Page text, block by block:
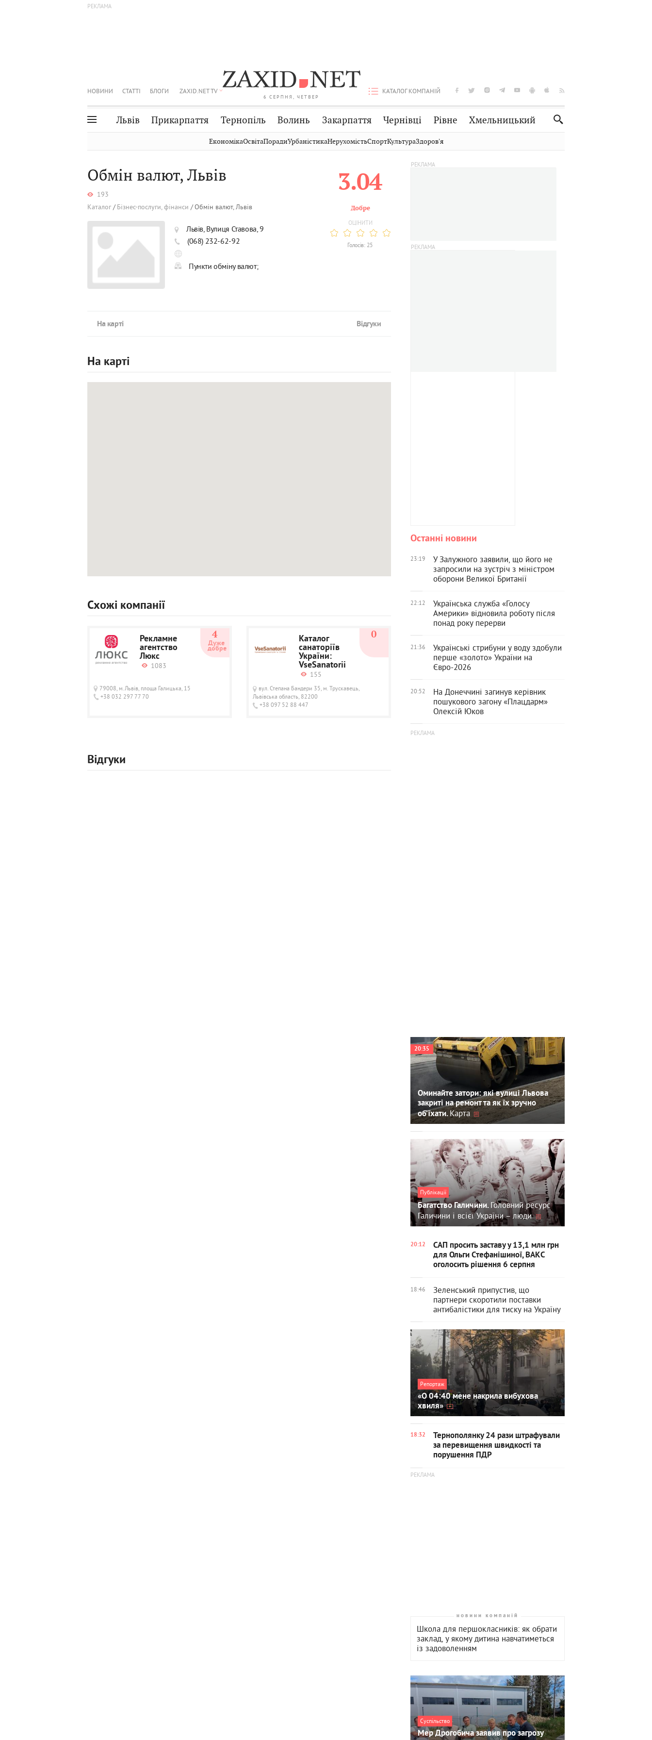
6 СЕРПНЯ, ЧЕТВЕР
НОВИНИ СТАТТІ БЛОГИ ZAXID.NET TV КАТАЛОГ КОМПАНІЙ
Львів Прикарпаття Тернопіль Волинь Закарпаття Чернівці Рівне Хмельницький
Волинь
Закарпаття
Чернівці
Стрий
Хмельницький
Публікації Авто Словко
Дім
Освіта
ЕкономікаОсвітаПорадиУрбаністикаНерухомістьСпортКультураЗдоровʼя
Обмін валют, Львів
193
Каталог
Бізнес-послуги, фінанси Обмін валют, Львів
Львів, Вулиця Ставова, 9
(068) 232-62-92
Пункти обміну валют;
3.04
Добре
ОЦІНИТИ
Голосів: 25
На карті Відгуки
На карті
Схожі компанії
Рекламне
агентство
Люкс
1083
79008, м.Львів, площа Галицька, 15
+38 032 297 77 70
4
Дуже
добре
Каталог
санаторіїв
України:
VseSanatorii
155
вул. Степана Бандери 35, м. Трускавець,
Львівська область, 82200
+38 097 52 88 447
0
Відгуки
Останні новини
23:19
У Залужного заявили, що його не
запросили на зустріч з міністром
оборони Великої Британії
22:12
Українська служба «Голосу
Америки» відновила роботу після
понад року перерви
21:36
Українські стрибуни у воду здобули
перше «золото» України на
Євро-2026
20:52
На Донеччині загинув керівник
пошукового загону «Плацдарм»
Олексій Юков
20:35
Оминайте затори: які вулиці Львова
закриті на ремонт та як їх зручно
об’їхати. Карта
Публікації
Багатство Галичини.Головний ресурс
Галичини і всієї України – люди
20:12
САП просить заставу у 13,1 млн грн
для Ольги Стефанішиної, ВАКС
оголосить рішення 6 серпня
18:46
Зеленський припустив, що
партнери скоротили поставки
антибалістики для тиску на Україну
Репортаж
«О 04:40 мене накрила вибухова
хвиля»
18:32
Тернополянку 24 рази штрафували
за перевищення швидкості та
порушення ПДР
новини компаній
Школа для першокласників: як обрати
заклад, у якому дитина навчатиметься
із задоволенням
Суспільство
Мер Дрогобича заявив про загрозу